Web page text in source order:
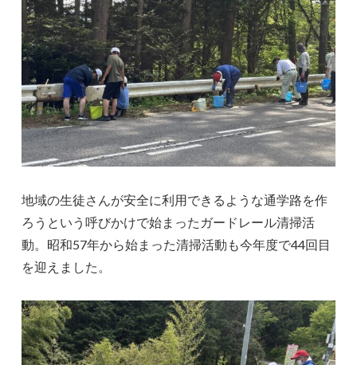
地域の生徒さんが安全に利用できるような通学路を作
ろうという呼びかけで始まったガードレール清掃活
動。昭和57年から始まった清掃活動も今年度で44回目
を迎えました。